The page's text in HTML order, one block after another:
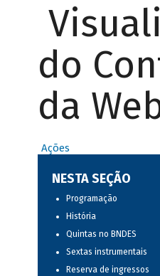
do
da
Ações
NESTA SEÇÃO
Programação
História
Quintas no BNDES
Sextas instrumentais
Reserva de ingressos